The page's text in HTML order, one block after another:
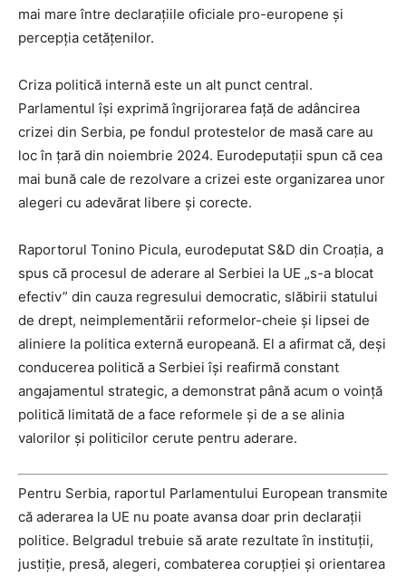
mai mare între declarațiile oficiale pro-europene și
percepția cetățenilor.
Criza politică internă este un alt punct central.
Parlamentul își exprimă îngrijorarea față de adâncirea
crizei din Serbia, pe fondul protestelor de masă care au
loc în țară din noiembrie 2024. Eurodeputații spun că cea
mai bună cale de rezolvare a crizei este organizarea unor
alegeri cu adevărat libere și corecte.
Raportorul Tonino Picula, eurodeputat S&D din Croația, a
spus că procesul de aderare al Serbiei la UE „s-a blocat
efectiv” din cauza regresului democratic, slăbirii statului
de drept, neimplementării reformelor-cheie și lipsei de
aliniere la politica externă europeană. El a afirmat că, deși
conducerea politică a Serbiei își reafirmă constant
angajamentul strategic, a demonstrat până acum o voință
politică limitată de a face reformele și de a se alinia
valorilor și politicilor cerute pentru aderare.
Pentru Serbia, raportul Parlamentului European transmite
că aderarea la UE nu poate avansa doar prin declarații
politice. Belgradul trebuie să arate rezultate în instituții,
justiție, presă, alegeri, combaterea corupției și orientarea